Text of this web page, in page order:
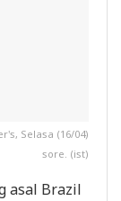
Selasa (16/04)
sore. (ist)
asal Brazil